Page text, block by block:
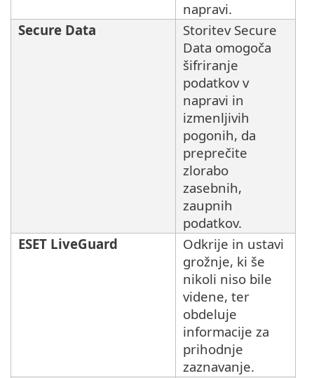
napravi.
Secure Data
Storitev Secure
Data omogoča
šifriranje
podatkov v
napravi in
izmenljivih
pogonih, da
preprečite
zlorabo
zasebnih,
zaupnih
podatkov.
ESET LiveGuard
Odkrije in ustavi
grožnje, ki še
nikoli niso bile
videne, ter
obdeluje
informacije za
prihodnje
zaznavanje.